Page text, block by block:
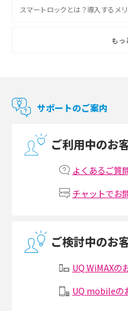
スマートロックとは？導入するメ
スマートテレビとは？特徴や選び
マンションで使えるWi-Fiは？種類
マンションで光回線の利用を始め
Wi-Fiルーターの設定方法をわかり
無線LANとは？メリット・デメリッ
メッシュWi-Fiとは？仕組みやメリ
もっ
サポートのご案内
ご利用中のお
よくあるご質
チャットでお
ご検討中のお
UQ WiMAXの
UQ mobileの